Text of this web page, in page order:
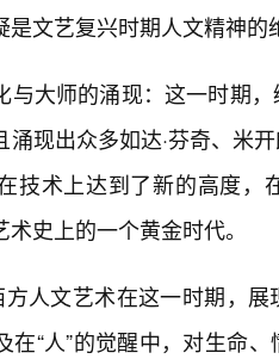
文艺复兴时期人文精神的
与大师的涌现：这一时期
涌现出众多如达·芬奇、米
技术上达到了新的高度，
史上的一个黄金时代。
人文艺术在这一时期，
在“人”的觉醒中，对生命